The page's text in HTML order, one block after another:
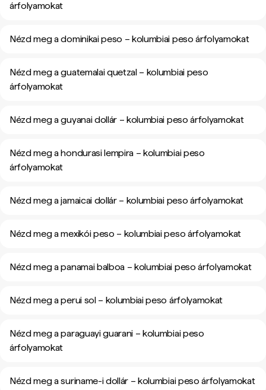
árfolyamokat
Nézd meg a dominikai peso – kolumbiai peso árfolyamokat
Nézd meg a guatemalai quetzal – kolumbiai peso
árfolyamokat
Nézd meg a guyanai dollár – kolumbiai peso árfolyamokat
Nézd meg a hondurasi lempira – kolumbiai peso
árfolyamokat
Nézd meg a jamaicai dollár – kolumbiai peso árfolyamokat
Nézd meg a mexikói peso – kolumbiai peso árfolyamokat
Nézd meg a panamai balboa – kolumbiai peso árfolyamokat
Nézd meg a perui sol – kolumbiai peso árfolyamokat
Nézd meg a paraguayi guarani – kolumbiai peso
árfolyamokat
Nézd meg a suriname-i dollár – kolumbiai peso árfolyamokat